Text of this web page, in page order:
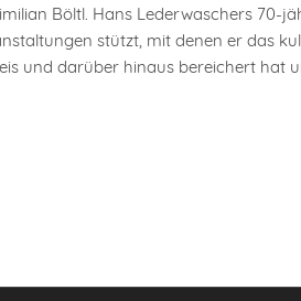
Böltl. Hans Lederwaschers 70-
stützt, mit denen er das
und darüber hinaus bereichert hat